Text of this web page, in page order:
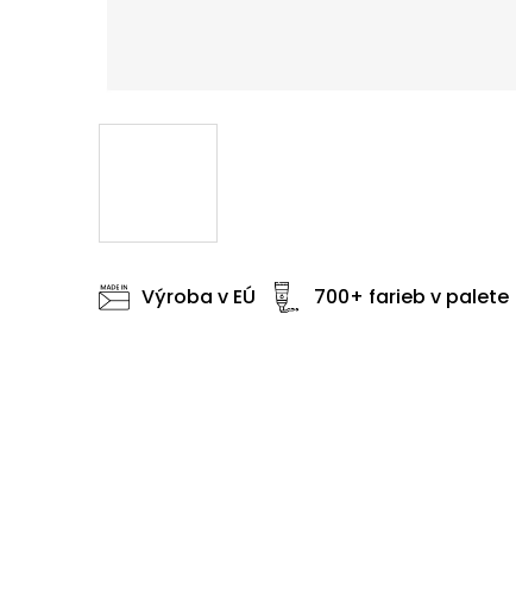
Výroba v EÚ 700+ farieb v palete